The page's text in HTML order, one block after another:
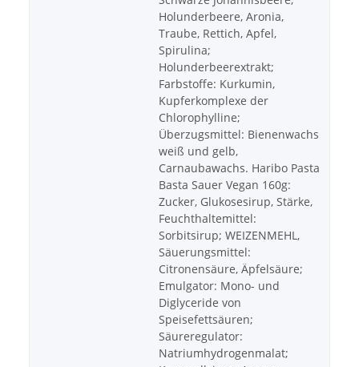
Holunderbeere, Aronia,
Traube, Rettich, Apfel,
Spirulina;
Holunderbeerextrakt;
Farbstoffe: Kurkumin,
Kupferkomplexe der
Chlorophylline;
Überzugsmittel: Bienenwachs
weiß und gelb,
Carnaubawachs. Haribo Pasta
Basta Sauer Vegan 160g:
Zucker, Glukosesirup, Stärke,
Feuchthaltemittel:
Sorbitsirup; WEIZENMEHL,
Säuerungsmittel:
Citronensäure, Äpfelsäure;
Emulgator: Mono- und
Diglyceride von
Speisefettsäuren;
Säureregulator:
Natriumhydrogenmalat;